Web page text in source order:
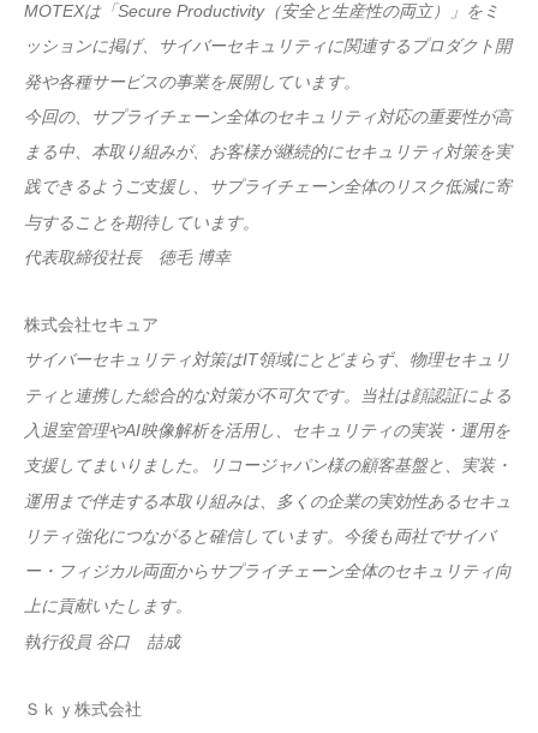
MOTEXは「Secure Productivity（安全と生産性の両立）」をミ
ッションに掲げ、サイバーセキュリティに関連するプロダクト開
発や各種サービスの事業を展開しています。
今回の、サプライチェーン全体のセキュリティ対応の重要性が高
まる中、本取り組みが、お客様が継続的にセキュリティ対策を実
践できるようご支援し、サプライチェーン全体のリスク低減に寄
与することを期待しています。
代表取締役社長 徳毛 博幸
株式会社セキュア
サイバーセキュリティ対策はIT領域にとどまらず、物理セキュリ
ティと連携した総合的な対策が不可欠です。当社は顔認証による
入退室管理やAI映像解析を活用し、セキュリティの実装・運用を
支援してまいりました。リコージャパン様の顧客基盤と、実装・
運用まで伴走する本取り組みは、多くの企業の実効性あるセキュ
リティ強化につながると確信しています。今後も両社でサイバ
ー・フィジカル両面からサプライチェーン全体のセキュリティ向
上に貢献いたします。
執行役員 谷口 喆成
Ｓｋｙ株式会社